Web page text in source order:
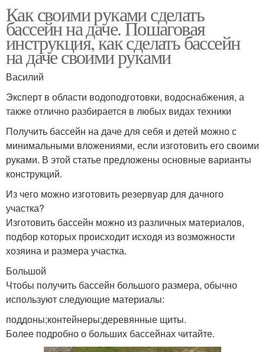
Как своими руками сделать
бассейн на даче. Пошаговая
инструкция, как сделать бассейн
на даче своими руками
Василий
Эксперт в области водоподготовки, водоснабжения, а
также отлично разбирается в любых видах техники
Получить бассейн на даче для себя и детей можно с
минимальными вложениями, если изготовить его своими
руками. В этой статье предложены основные варианты
конструкций.
Из чего можно изготовить резервуар для дачного
участка?
Изготовить бассейн можно из различных материалов,
подбор которых происходит исходя из возможности
хозяина и размера участка.
Большой
Чтобы получить бассейн большого размера, обычно
используют следующие материалы:
поддоны;контейнеры;деревянные щиты.
Более подробно о больших бассейнах читайте.